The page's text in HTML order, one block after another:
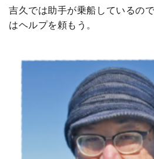
吉久では助手が乗船しているの
はヘルプを頼もう。